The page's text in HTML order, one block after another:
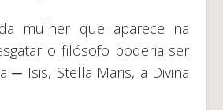
mulher que aparece na
o filósofo poderia ser
─ Isis, Stella Maris, a Divina